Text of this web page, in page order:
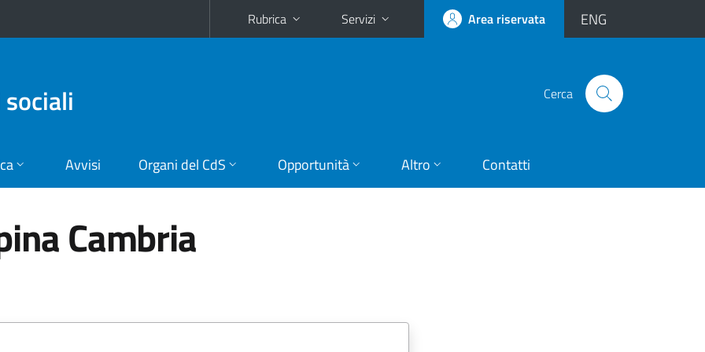
Rubrica Servizi Area riservata ENG
Cerca
Avvisi Organi del CdS Opportunità Altro Contatti
Cambria